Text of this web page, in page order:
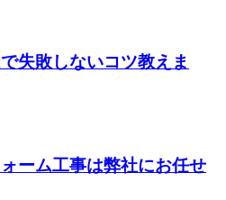
失敗しないコツ教えま
ーム工事は弊社にお任せ